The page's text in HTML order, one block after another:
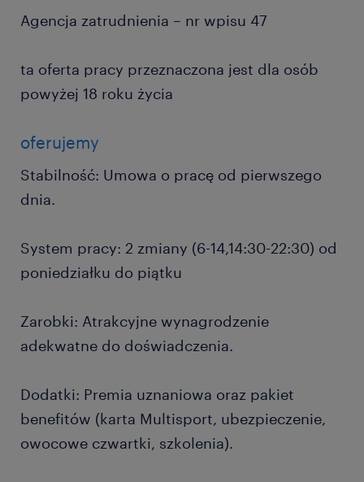
Agencja zatrudnienia – nr wpisu 47
ta oferta pracy przeznaczona jest dla osób
powyżej 18 roku życia
oferujemy
Stabilność: Umowa o pracę od pierwszego
dnia.
System pracy: 2 zmiany (6-14,14:30-22:30) od
poniedziałku do piątku
Zarobki: Atrakcyjne wynagrodzenie
adekwatne do doświadczenia.
Dodatki: Premia uznaniowa oraz pakiet
benefitów (karta Multisport, ubezpieczenie,
owocowe czwartki, szkolenia).